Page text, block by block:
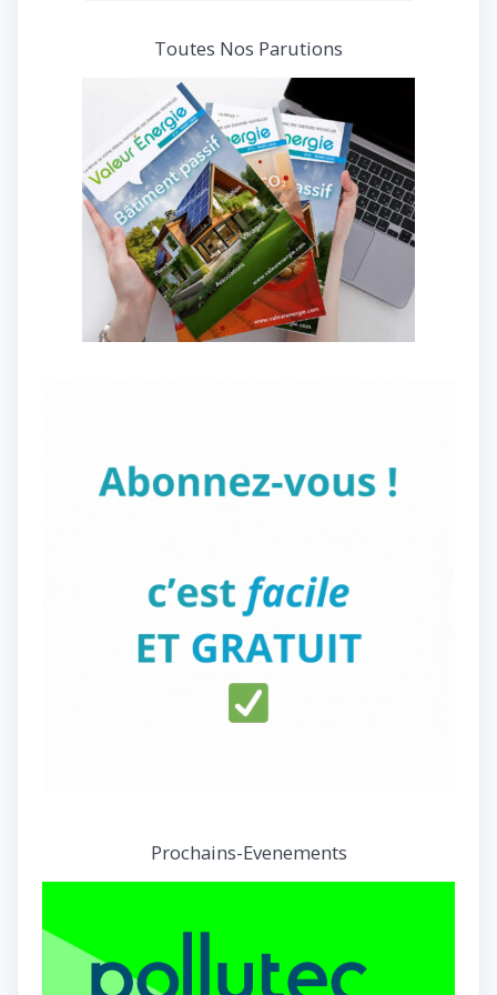
Toutes Nos Parutions
Prochains-Evenements